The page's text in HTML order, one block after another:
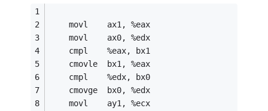
	movl	ax1, %eax
	movl	ax0, %edx
	cmpl	%eax, bx1
	cmovle	bx1, %eax
	cmpl	%edx, bx0
	cmovge	bx0, %edx
	movl	ay1, %ecx